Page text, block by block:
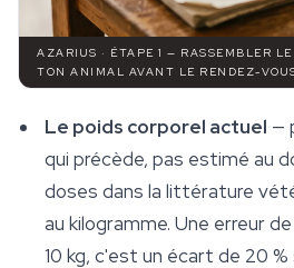
AZARIUS · ÉTAPE 1 — RASSEMBLER
TON ANIMAL AVANT LE RENDEZ-
Le poids corporel actuel —
qui précède, pas estimé au
doses dans la littérature
au kilogramme. Une erreur
10 kg, c'est un écart de 20 %